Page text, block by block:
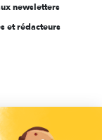
newsletters
et rédacteurs